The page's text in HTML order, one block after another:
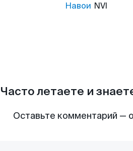
Навои NVI
Часто летаете и
Оставьте комментарий —